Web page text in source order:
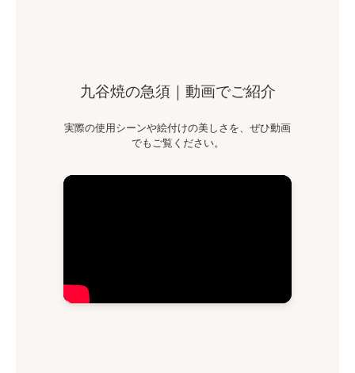
九谷焼の急須｜動画でご紹介
実際の使用シーンや絵付けの美しさを、ぜひ動画
でもご覧ください。